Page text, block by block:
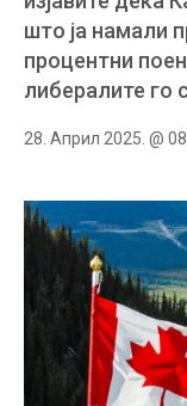
што ја намали
процентни
либералите го
28. Април 2025. @